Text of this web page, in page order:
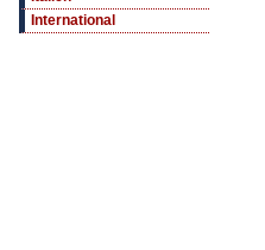
International